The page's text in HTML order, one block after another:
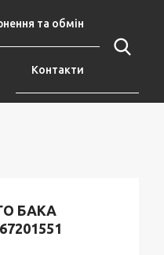
та обмін
Контакти
БАКА